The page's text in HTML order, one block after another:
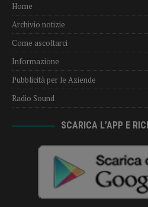
Home
Archivio notizie
Come ascoltarci
Informazione
Pubblicità per le Aziende
Radio Sound
SCARICA L’APP E